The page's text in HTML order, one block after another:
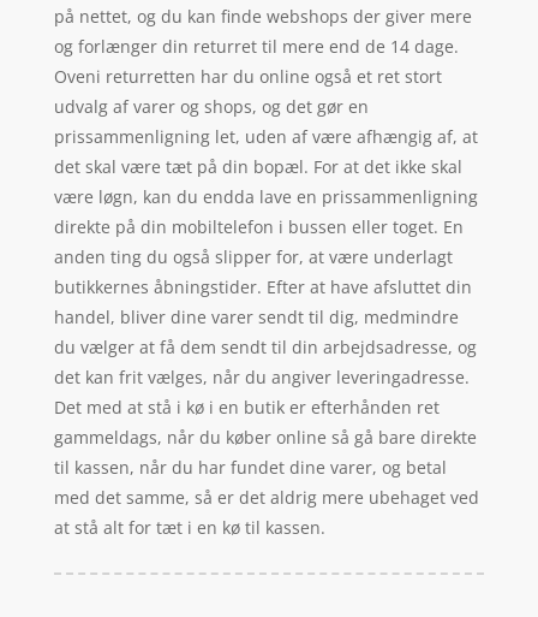
på nettet, og du kan finde webshops der giver mere
og forlænger din returret til mere end de 14 dage.
Oveni returretten har du online også et ret stort
udvalg af varer og shops, og det gør en
prissammenligning let, uden af være afhængig af, at
det skal være tæt på din bopæl. For at det ikke skal
være løgn, kan du endda lave en prissammenligning
direkte på din mobiltelefon i bussen eller toget. En
anden ting du også slipper for, at være underlagt
butikkernes åbningstider. Efter at have afsluttet din
handel, bliver dine varer sendt til dig, medmindre
du vælger at få dem sendt til din arbejdsadresse, og
det kan frit vælges, når du angiver leveringadresse.
Det med at stå i kø i en butik er efterhånden ret
gammeldags, når du køber online så gå bare direkte
til kassen, når du har fundet dine varer, og betal
med det samme, så er det aldrig mere ubehaget ved
at stå alt for tæt i en kø til kassen.